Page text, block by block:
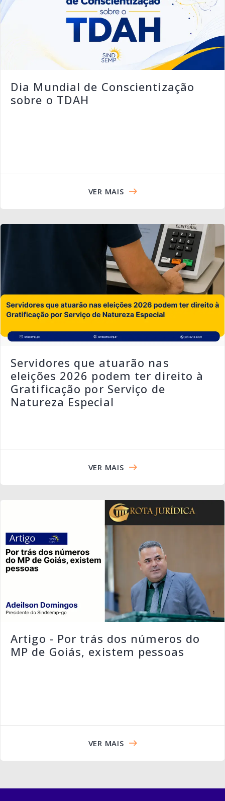
Dia Mundial de Conscientização
sobre o TDAH
VER MAIS
Servidores que atuarão nas
eleições 2026 podem ter direito à
Gratificação por Serviço de
Natureza Especial
VER MAIS
Artigo - Por trás dos números do
MP de Goiás, existem pessoas
VER MAIS